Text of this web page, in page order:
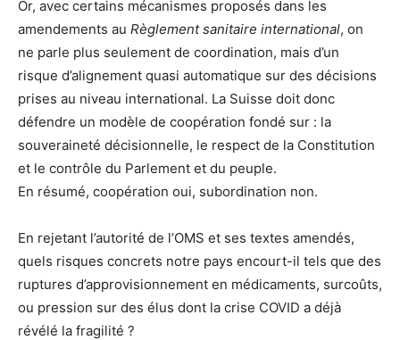
Or, avec certains mécanismes proposés dans les
amendements au Règlement sanitaire international, on
ne parle plus seulement de coordination, mais d’un
risque d’alignement quasi automatique sur des décisions
prises au niveau international. La Suisse doit donc
défendre un modèle de coopération fondé sur : la
souveraineté décisionnelle, le respect de la Constitution
et le contrôle du Parlement et du peuple.
En résumé, coopération oui, subordination non.
En rejetant l’autorité de l’OMS et ses textes amendés,
quels risques concrets notre pays encourt-il tels que des
ruptures d’approvisionnement en médicaments, surcoûts,
ou pression sur des élus dont la crise COVID a déjà
révélé la fragilité ?